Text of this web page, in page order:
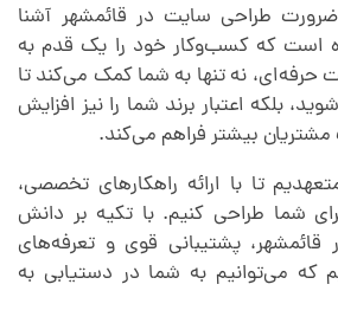
طراحی سایت در قائمشهر آشنا
است که کسب‌وکار خود را یک قدم به
نه تنها به شما کمک می‌کند تا
بلکه اعتبار برند شما را نیز افزایش
بیشتر فراهم می‌کند.
تا با ارائه راهکارهای تخصصی،
شما طراحی کنیم. با تکیه بر دانش
قائمشهر، پشتیبانی قوی و تعرفه‌های
می‌توانیم به شما در دستیابی به